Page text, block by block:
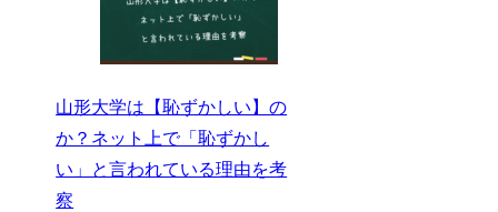
山形大学は【恥ずかしい】の
か？ネット上で「恥ずかし
い」と言われている理由を考
察